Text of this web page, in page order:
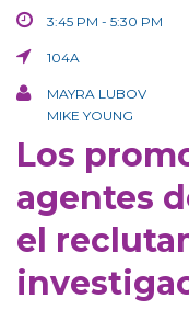
3:45 PM - 5:30 PM
104A
MAYRA LUBOV
MIKE YOUNG
Los
agentes
el